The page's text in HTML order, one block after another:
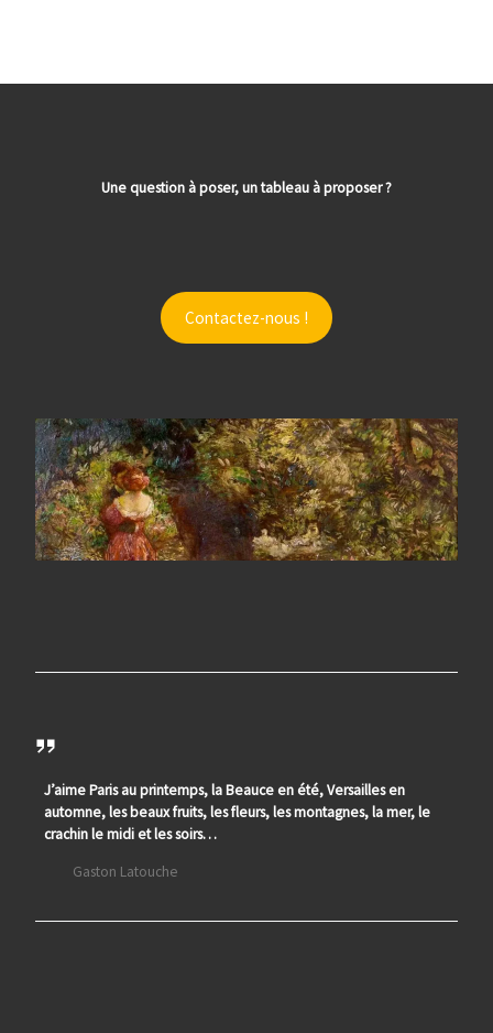
Une question à poser, un tableau à proposer ?
Contactez-nous !
J’aime Paris au printemps, la Beauce en été, Versailles en
automne, les beaux fruits, les fleurs, les montagnes, la mer, le
crachin le midi et les soirs…
Gaston Latouche